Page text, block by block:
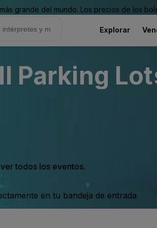
grande del mundo. Los precios de los
Explorar
Parking
todos los eventos.
en tu bandeja de entrada